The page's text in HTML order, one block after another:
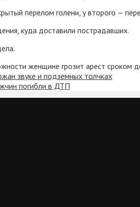
перелом голени, у второго —
куда доставили пострадавших.
женщине грозит арест сроком
звуке и подземных толчках
погибли в ДТП